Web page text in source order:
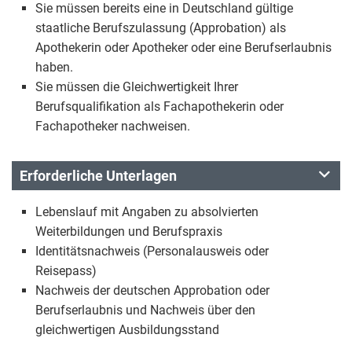
Sie müssen bereits eine in Deutschland gültige
staatliche Berufszulassung (Approbation) als
Apothekerin oder Apotheker oder eine Berufserlaubnis
haben.
Sie müssen die Gleichwertigkeit Ihrer
Berufsqualifikation als Fachapothekerin oder
Fachapotheker nachweisen.
Erforderliche Unterlagen
Lebenslauf mit Angaben zu absolvierten
Weiterbildungen und Berufspraxis
Identitätsnachweis (Personalausweis oder
Reisepass)
Nachweis der deutschen Approbation oder
Berufserlaubnis und Nachweis über den
gleichwertigen Ausbildungsstand